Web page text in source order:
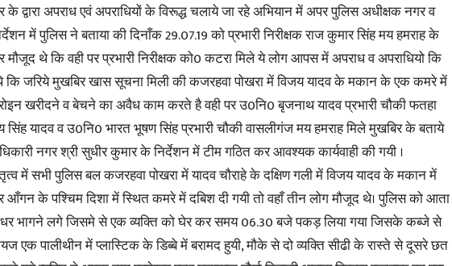
Latest
News
in
के द्वारा अपराध एवं अपराधियों के विरूद्ध चलाये जा रहे अभियान में अपर पुलिस अधीक्षक नगर व
में पुलिस ने बताया की दिनाँक 29.07.19 को प्रभारी निरीक्षक राज कुमार सिंह मय हमराह के
मौजूद थे कि वही पर प्रभारी निरीक्षक को0 कटरा मिले ये लोग आपस में अपराध व अपराधियो कि
थे कि जरिये मुखबिर खास सूचना मिली की कजरहवा पोखरा में विजय यादव के मकान के एक कमरे में
खरीदने व बेचने का अवैध काम करते है वही पर उ0नि0 बृजनाथ यादव प्रभारी चौकी फतहा
यादव व उ0नि0 भारत भूषण सिंह प्रभारी चौकी वासलीगंज मय हमराह मिले मुखबिर के बताये
नगर श्री सुधीर कुमार के निर्देशन में टीम गठित कर आवश्यक कार्यवाही की गयी ।
में सभी पुलिस बल कजरहवा पोखरा में यादव चौराहे के दक्षिण गली में विजय यादव के मकान में
के पश्चिम दिशा में स्थित कमरे में दबिश दी गयी तो वहाँ तीन लोग मौजूद थे। पुलिस को आता
भागने लगे जिसमे से एक व्यक्ति को घेर कर समय 06.30 बजे पकड़ लिया गया जिसके कब्जे से
एक पालीथीन में प्लास्टिक के डिब्बे में बरामद हुयी, मौके से दो व्यक्ति सीढी के रास्ते से दूसरे छत